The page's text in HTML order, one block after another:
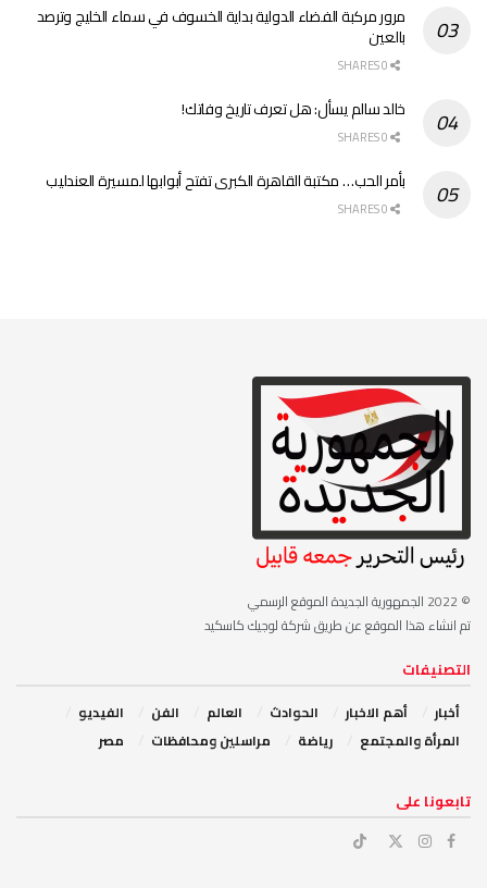
مرور مركبة الفضاء الدولية بداية الخسوف في سماء الخليج وترصد
بالعين
خالد سالم يسأل: هل تعرف تاريخ وفاتك!
بأمر الحب… مكتبة القاهرة الكبرى تفتح أبوابها لمسيرة العندليب
© 2022
الجمهورية الجديدة الموقع الرسمي
تم انشاء هذا الموقع عن طريق شركة لوجيك كاسكيد
التصنيفات
أخبار أهم الاخبار ‏الحوادث ‏العالم الفن
‏الفيديو
‏المرأة والمجتمع
رياضة مراسلين ومحافظات مصر
‏تابعونا على